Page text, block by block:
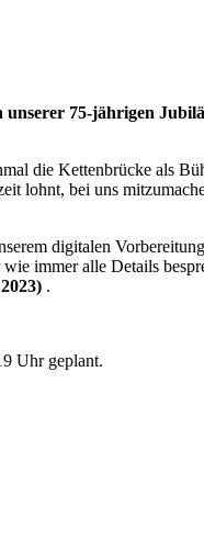
75-jährigen
die Kettenbrücke als
lohnt, bei uns
digitalen
immer alle Details
.
Uhr geplant.